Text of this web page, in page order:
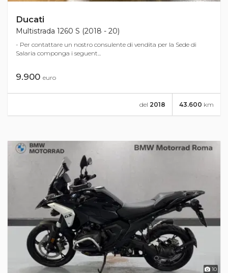
Ducati
Multistrada 1260 S (2018 - 20)
- Per contattare un nostro consulente di vendita per la Sede di
Salaria componga i seguent...
9.900 euro
43.600 km
del 2018
10